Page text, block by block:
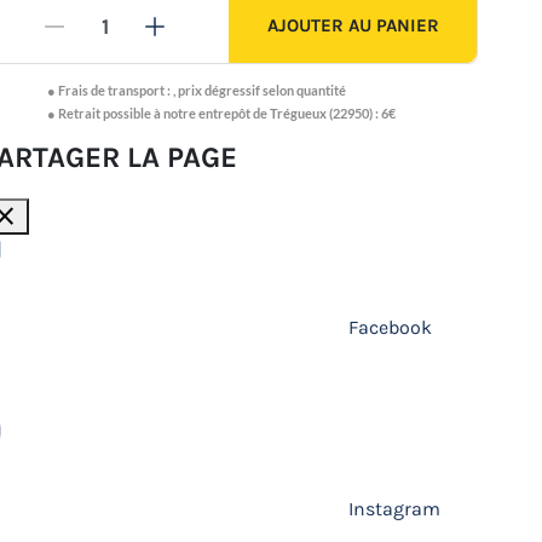
- + AJOUTER AU PANIER
●Frais de transport : ,prix dégressif selon quantité
● Retrait possible à notre entrepôt de Trégueux (22950) : 6€
LA PAGE
Facebook
Instagram